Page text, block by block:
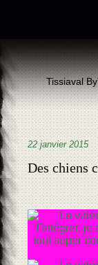
Tissiaval
22 janvier 2015
Des chiens